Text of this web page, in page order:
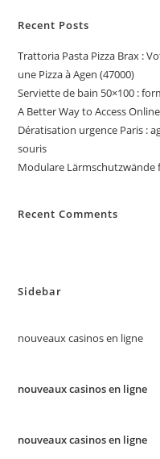
Recent Posts
Trattoria Pasta Pizza Brax :
une Pizza à Agen (47000)
Serviette de bain 50×100 :
A Better Way to Access
Dératisation urgence Paris :
souris
Modulare
Recent Comments
Sidebar
nouveaux casinos en ligne
nouveaux casinos en ligne
nouveaux casinos en ligne